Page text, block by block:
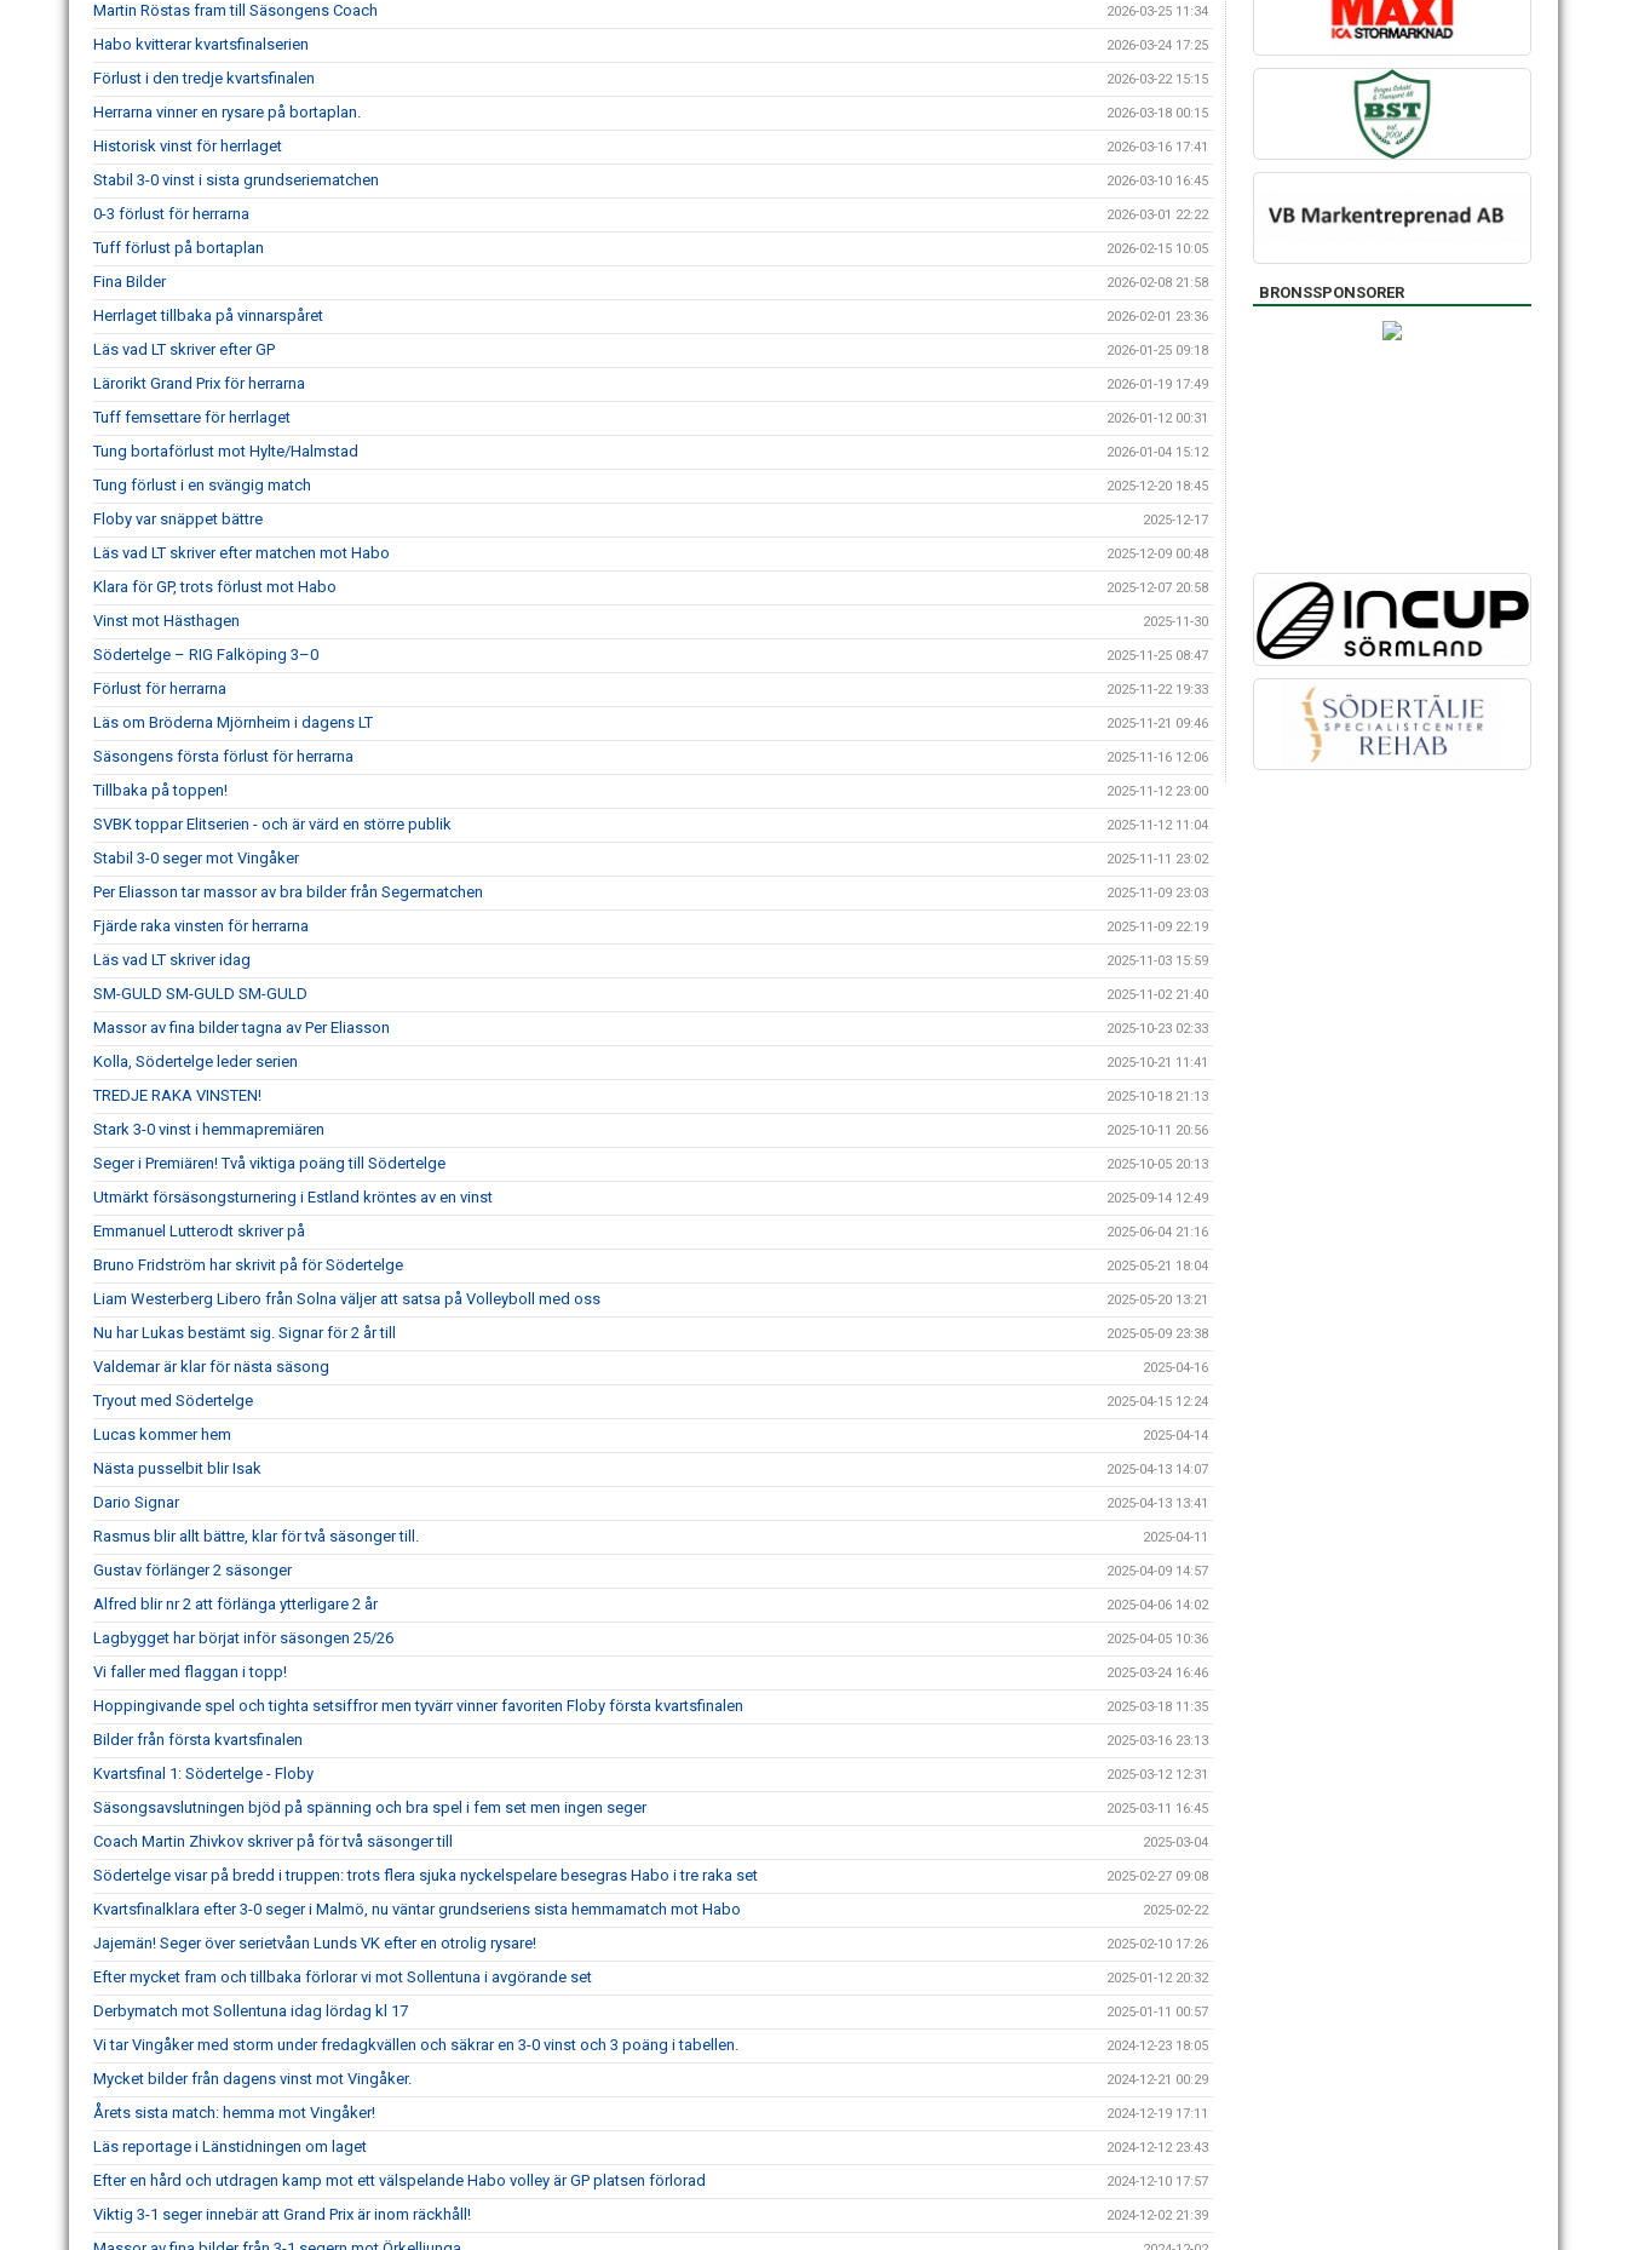
Martin Röstas fram till Säsongens Coach 2026-03-25 11:34
Habo kvitterar kvartsfinalserien 2026-03-24 17:25
Förlust i den tredje kvartsfinalen 2026-03-22 15:15
Herrarna vinner en rysare på bortaplan. 2026-03-18 00:15
Historisk vinst för herrlaget 2026-03-16 17:41
Stabil 3-0 vinst i sista grundseriematchen 2026-03-10 16:45
0-3 förlust för herrarna 2026-03-01 22:22
Tuff förlust på bortaplan 2026-02-15 10:05
Fina Bilder 2026-02-08 21:58
Herrlaget tillbaka på vinnarspåret 2026-02-01 23:36
Läs vad LT skriver efter GP 2026-01-25 09:18
Lärorikt Grand Prix för herrarna 2026-01-19 17:49
Tuff femsettare för herrlaget 2026-01-12 00:31
Tung bortaförlust mot Hylte/Halmstad 2026-01-04 15:12
Tung förlust i en svängig match 2025-12-20 18:45
Floby var snäppet bättre 2025-12-17
Läs vad LT skriver efter matchen mot Habo 2025-12-09 00:48
Klara för GP, trots förlust mot Habo 2025-12-07 20:58
Vinst mot Hästhagen 2025-11-30
Södertelge – RIG Falköping 3–0 2025-11-25 08:47
Förlust för herrarna 2025-11-22 19:33
Läs om Bröderna Mjörnheim i dagens LT 2025-11-21 09:46
Säsongens första förlust för herrarna 2025-11-16 12:06
Tillbaka på toppen! 2025-11-12 23:00
SVBK toppar Elitserien - och är värd en större publik 2025-11-12 11:04
Stabil 3-0 seger mot Vingåker 2025-11-11 23:02
Per Eliasson tar massor av bra bilder från Segermatchen 2025-11-09 23:03
Fjärde raka vinsten för herrarna 2025-11-09 22:19
Läs vad LT skriver idag 2025-11-03 15:59
SM-GULD SM-GULD SM-GULD 2025-11-02 21:40
Massor av fina bilder tagna av Per Eliasson 2025-10-23 02:33
Kolla, Södertelge leder serien 2025-10-21 11:41
TREDJE RAKA VINSTEN! 2025-10-18 21:13
Stark 3-0 vinst i hemmapremiären 2025-10-11 20:56
Seger i Premiären! Två viktiga poäng till Södertelge 2025-10-05 20:13
Utmärkt försäsongsturnering i Estland kröntes av en vinst 2025-09-14 12:49
Emmanuel Lutterodt skriver på 2025-06-04 21:16
Bruno Fridström har skrivit på för Södertelge 2025-05-21 18:04
Liam Westerberg Libero från Solna väljer att satsa på Volleyboll med oss 2025-05-20 13:21
Nu har Lukas bestämt sig. Signar för 2 år till 2025-05-09 23:38
Valdemar är klar för nästa säsong 2025-04-16
Tryout med Södertelge 2025-04-15 12:24
Lucas kommer hem 2025-04-14
Nästa pusselbit blir Isak 2025-04-13 14:07
Dario Signar 2025-04-13 13:41
Rasmus blir allt bättre, klar för två säsonger till. 2025-04-11
Gustav förlänger 2 säsonger 2025-04-09 14:57
Alfred blir nr 2 att förlänga ytterligare 2 år 2025-04-06 14:02
Lagbygget har börjat inför säsongen 25/26 2025-04-05 10:36
Vi faller med flaggan i topp! 2025-03-24 16:46
Hoppingivande spel och tighta setsiffror men tyvärr vinner favoriten Floby första kvartsfinalen 2025-03-18 11:35
Bilder från första kvartsfinalen 2025-03-16 23:13
Kvartsfinal 1: Södertelge - Floby 2025-03-12 12:31
Säsongsavslutningen bjöd på spänning och bra spel i fem set men ingen seger 2025-03-11 16:45
Coach Martin Zhivkov skriver på för två säsonger till 2025-03-04
Södertelge visar på bredd i truppen: trots flera sjuka nyckelspelare besegras Habo i tre raka set 2025-02-27 09:08
Kvartsfinalklara efter 3-0 seger i Malmö, nu väntar grundseriens sista hemmamatch mot Habo 2025-02-22
Jajemän! Seger över serietvåan Lunds VK efter en otrolig rysare! 2025-02-10 17:26
Efter mycket fram och tillbaka förlorar vi mot Sollentuna i avgörande set 2025-01-12 20:32
Derbymatch mot Sollentuna idag lördag kl 17 2025-01-11 00:57
Vi tar Vingåker med storm under fredagkvällen och säkrar en 3-0 vinst och 3 poäng i tabellen. 2024-12-23 18:05
Mycket bilder från dagens vinst mot Vingåker. 2024-12-21 00:29
Årets sista match: hemma mot Vingåker! 2024-12-19 17:11
Läs reportage i Länstidningen om laget 2024-12-12 23:43
Efter en hård och utdragen kamp mot ett välspelande Habo volley är GP platsen förlorad 2024-12-10 17:57
Viktig 3-1 seger innebär att Grand Prix är inom räckhåll! 2024-12-02 21:39
BRONSSPONSORER